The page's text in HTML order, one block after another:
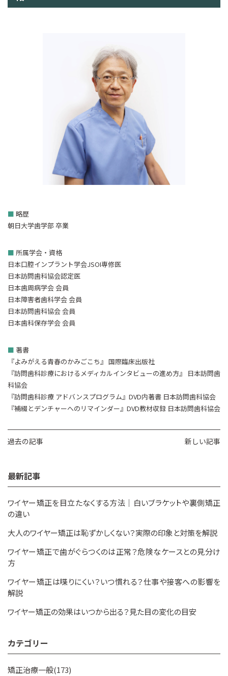
■ 略歴
朝日大学歯学部 卒業
■ 所属学会・資格
日本口腔インプラント学会JSOI専修医
日本訪問歯科協会認定医
日本歯周病学会 会員
日本障害者歯科学会 会員
日本訪問歯科協会 会員
日本歯科保存学会 会員
■ 著書
『よみがえる青春のかみごこち』 国際臨床出版社
『訪問歯科診療におけるメディカルインタビューの進め方』 日本訪問歯
科協会
『訪問歯科診療 アドバンスプログラム』DVD内著書 日本訪問歯科協会
『補綴とデンチャーへのリマインダー』DVD教材収録 日本訪問歯科協会
新しい記事
過去の記事
最新記事
ワイヤー矯正を目立たなくする方法｜白いブラケットや裏側矯正
の違い
大人のワイヤー矯正は恥ずかしくない？実際の印象と対策を解説
ワイヤー矯正で歯がぐらつくのは正常？危険なケースとの見分け
方
ワイヤー矯正は喋りにくい？いつ慣れる？仕事や接客への影響を
解説
ワイヤー矯正の効果はいつから出る？見た目の変化の目安
カテゴリー
矯正治療一般(173)